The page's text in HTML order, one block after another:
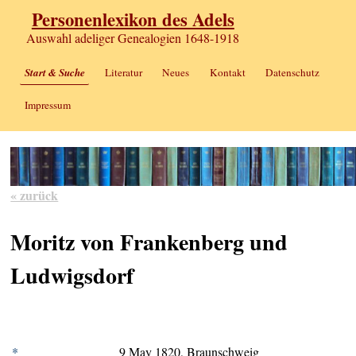
Personenlexikon des Adels
Auswahl adeliger Genealogien 1648-1918
Start & Suche Literatur Neues Kontakt Datenschutz
Impressum
« zurück
Moritz von Frankenberg und
Ludwigsdorf
* 9 May 1820, Braunschweig